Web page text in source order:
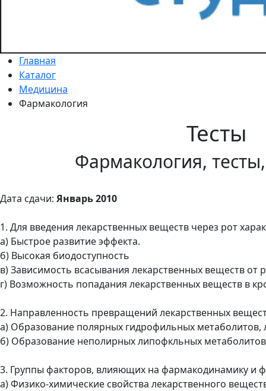
Главная
Каталог
Медицина
Фармакология
Тесты
Фармакология,
Дата сдачи: Январь 2010
1. Для введения лекарственных веществ через рот
а) Быстрое развитие эффекта.
б) Высокая биодоступность
в) Зависимость всасывания лекарственных веществ
г) Возможность попадания лекарственных веществ в
2. Направленность превращений лекарственных
а) Образование полярных гидрофильных метаболитов,
б) Образование неполирных липофкльных
3. Группы факторов, влияющих на фармакодинамику и
а) Физико-химические свойства лекарственного